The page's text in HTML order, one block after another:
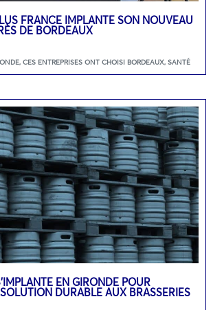
FRANCE IMPLANTE SON NOUVEAU
DE BORDEAUX
, CES ENTREPRISES ONT CHOISI BORDEAUX, SANTÉ
EN GIRONDE POUR
DURABLE AUX BRASSERIES